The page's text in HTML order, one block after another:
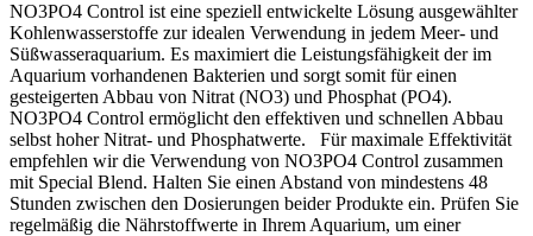
NO3PO4 Control ist eine speziell entwickelte Lösung ausgewählter
Kohlenwasserstoffe zur idealen Verwendung in jedem Meer- und
Süßwasseraquarium. Es maximiert die Leistungsfähigkeit der im
Aquarium vorhandenen Bakterien und sorgt somit für einen
gesteigerten Abbau von Nitrat (NO3) und Phosphat (PO4).
NO3PO4 Control ermöglicht den effektiven und schnellen Abbau
selbst hoher Nitrat- und Phosphatwerte. Für maximale Effektivität
empfehlen wir die Verwendung von NO3PO4 Control zusammen
mit Special Blend. Halten Sie einen Abstand von mindestens 48
Stunden zwischen den Dosierungen beider Produkte ein. Prüfen Sie
regelmäßig die Nährstoffwerte in Ihrem Aquarium, um einer